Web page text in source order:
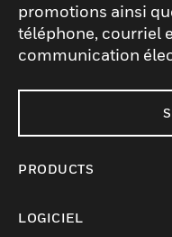
promotions ainsi
téléphone, courriel
communication
PRODUCTS
LOGICIEL